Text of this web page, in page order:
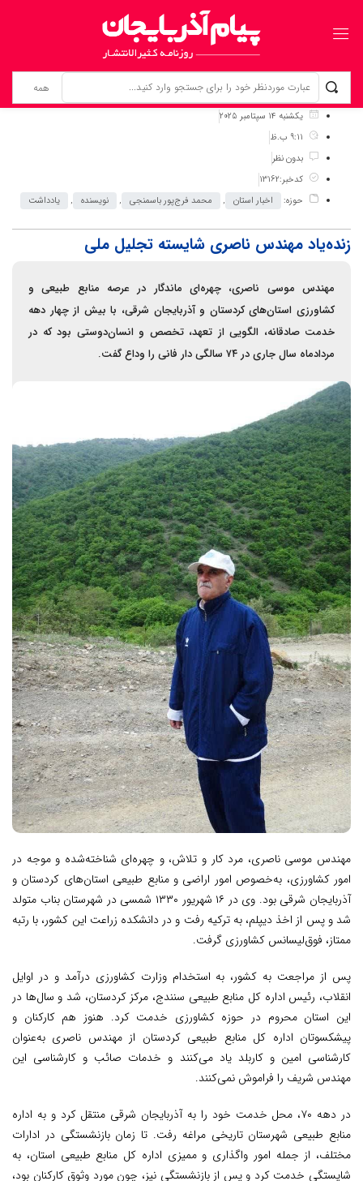
برگ نخست نوشته‌ها
زنده‌یاد مهندس ناصری شایسته تجلیل ملی
یکشنبه 14 سپتامبر 2025
9:11 ب.ظ
بدون نظر
کدخبر:13162
حوزه:
اخبار استان , محمد فرج‌پور باسمنجی , نویسنده , یادداشت
زنده‌یاد مهندس ناصری شایسته تجلیل ملی
مهندس موسی ناصری، چهره‌ای ماندگار در عرصه منابع طبیعی و
کشاورزی استان‌های کردستان و آذربایجان شرقی، با بیش از چهار دهه
خدمت صادقانه، الگویی از تعهد، تخصص و انسان‌دوستی بود که در
مردادماه سال جاری در ۷۴ سالگی دار فانی را وداع گفت.
مهندس موسی ناصری، مرد کار و تلاش، و چهره‌ای شناخته‌شده و موجه در
امور کشاورزی، به‌خصوص امور اراضی و منابع طبیعی استان‌های کردستان و
آذربایجان شرقی بود. وی در ۱۶ شهریور ۱۳۳۰ شمسی در شهرستان بناب متولد
شد و پس از اخذ دیپلم، به ترکیه رفت و در دانشکده زراعت این کشور، با رتبه
ممتاز، فوق‌لیسانس کشاورزی گرفت.
پس از مراجعت به کشور، به استخدام وزارت کشاورزی درآمد و در اوایل
انقلاب، رئیس اداره کل منابع طبیعی سنندج، مرکز کردستان، شد و سال‌ها در
این استان محروم در حوزه کشاورزی خدمت کرد. هنوز هم کارکنان و
پیشکسوتان اداره کل منابع طبیعی کردستان از مهندس ناصری به‌عنوان
کارشناسی امین و کاربلد یاد می‌کنند و خدمات صائب و کارشناسی این
مهندس شریف را فراموش نمی‌کنند.
در دهه ۷۰، محل خدمت خود را به آذربایجان شرقی منتقل کرد و به اداره
منابع طبیعی شهرستان تاریخی مراغه رفت. تا زمان بازنشستگی در ادارات
مختلف، از جمله امور واگذاری و ممیزی اداره کل منابع طبیعی استان، به‌
شایستگی خدمت کرد و پس از بازنشستگی نیز، چون مورد وثوق کارکنان بود،